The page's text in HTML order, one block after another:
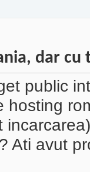
dar
public
hosting
Ati avut